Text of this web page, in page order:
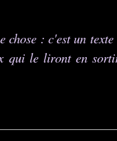
: c'est un
qui le liront en